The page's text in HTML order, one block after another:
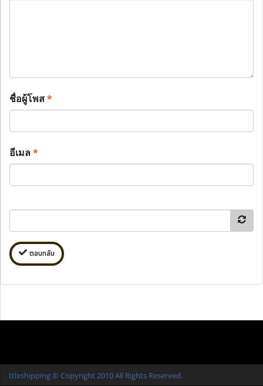
ชื่อผู้โพส*
อีเมล*
ตอบกลับ
ttlxshipping © Copyright 2010 All Rights Reserved.